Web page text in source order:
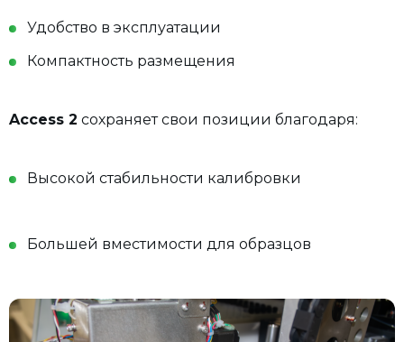
Удобство в эксплуатации
Компактность размещения
Access 2 сохраняет свои позиции благодаря:
Высокой стабильности калибровки
Большей вместимости для образцов